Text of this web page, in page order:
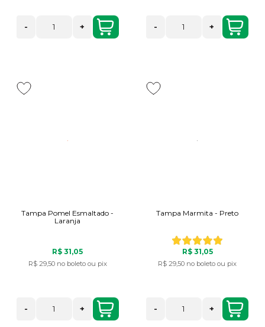
- + - +
Tampa Pomel Esmaltado -
Laranja
R$ 31,05
R$ 29,50 no boleto ou pix
- +
Tampa Marmita - Preto
R$ 31,05
R$ 29,50 no boleto ou pix
- +